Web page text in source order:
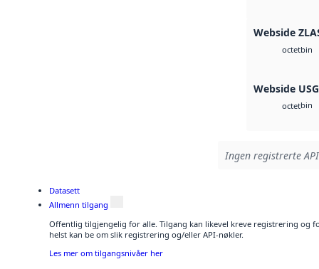
Webside
octetbin
Webside
octetbin
Ingen registrerte
Datasett
Allmenn tilgang
Offentlig tilgjengelig for alle. Tilgang kan likevel kreve registrering og
helst kan be om slik registrering og/eller API-nøkler.
Les mer om tilgangsnivåer her